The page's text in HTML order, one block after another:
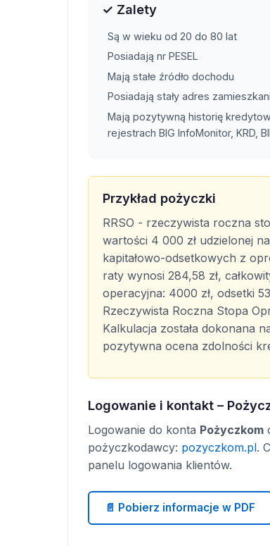
✓ Zalety
Są w wieku od 20 do 80 lat
Posiadają nr PESEL
Mają stałe źródło dochodu
Posiadają stały adres
Mają pozytywną historię
rejestrach BIG InfoMonitor, KRD,
Przykład pożyczki
RRSO - rzeczywista roczna
wartości 4 000 zł udzielonej
kapitałowo-odsetkowych z
raty wynosi 284,58 zł,
operacyjna: 4000 zł, odsetki
Rzeczywista Roczna Stopa
Kalkulacja została dokonana
pozytywna ocena zdolności
Logowanie i kontakt –
Logowanie do konta Pożyczkom
pożyczkodawcy: pozyczkom.pl.
panelu logowania klientów.
📄 Pobierz informacje w PDF